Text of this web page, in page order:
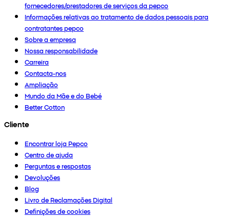
fornecedores/prestadores de serviços da pepco
Informações relativas ao tratamento de dados pessoais para
contratantes pepco
Sobre a empresa
Nossa responsabilidade
Carreira
Contacta-nos
Ampliação
Mundo da Mãe e do Bebé
Better Cotton
Cliente
Encontrar loja Pepco
Centro de ajuda
Perguntas e respostas
Devoluções
Blog
Livro de Reclamações Digital
Definições de cookies